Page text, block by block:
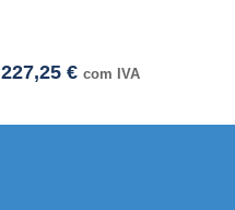
227,25 € com IVA